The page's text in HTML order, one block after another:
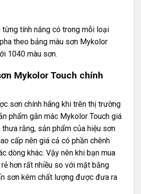
tính năng có trong mỗi loại
theo bảng màu sơn Mykolor
1040 màu sơn.
Mykolor Touch chính
sơn chính hãng khi trên thị trường
phẩm gắn mác Mykolor Touch giá
thưa rằng, sản phẩm của hiệu sơn
cấp nên giá cả có phần chênh
dòng khác. Vậy nên khi bạn mua
hơn rất nhiều so với mặt bằng
sơn kém chất lượng được đưa ra